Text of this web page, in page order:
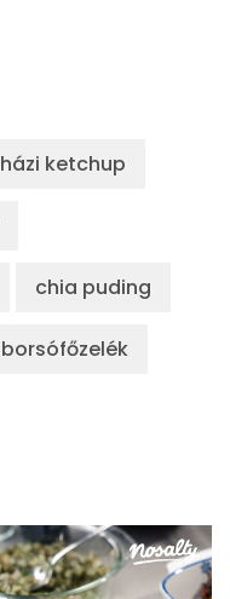
házi ketchup
chia puding
borsófőzelék